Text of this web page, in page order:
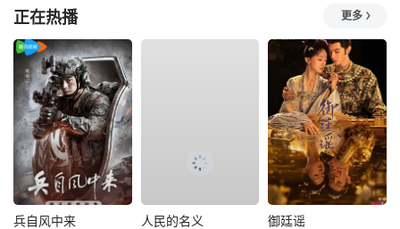
正在热播 更多
兵自风中来 人民的名义 御廷谣